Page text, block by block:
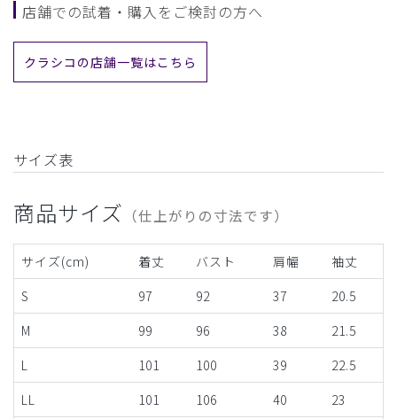
店舗での試着・購入をご検討の方へ
クラシコの店舗一覧はこちら
サイズ表
商品サイズ （仕上がりの寸法です）
サイズ(cm) 着丈 バスト 肩幅
袖丈
S
97 92 37
20.5
M
99 96 38
21.5
L
101 100 39
22.5
LL
101 106 40 23